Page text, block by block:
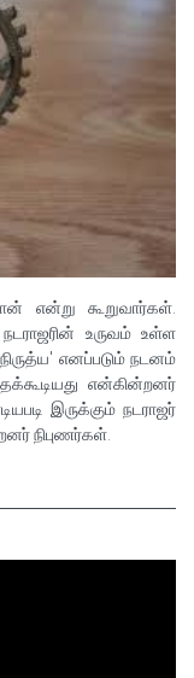
என்று கூறுவார்கள்.
உருவம் உள்ள
எனப்படும் நடனம்
என்கின்றனர்
இருக்கும் நடராஜர்
நிபுணர்கள்.